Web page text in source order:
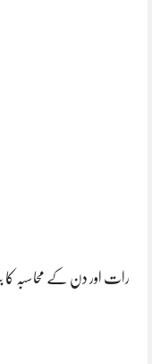
رات اور دن کے محاسبہ کا بیان